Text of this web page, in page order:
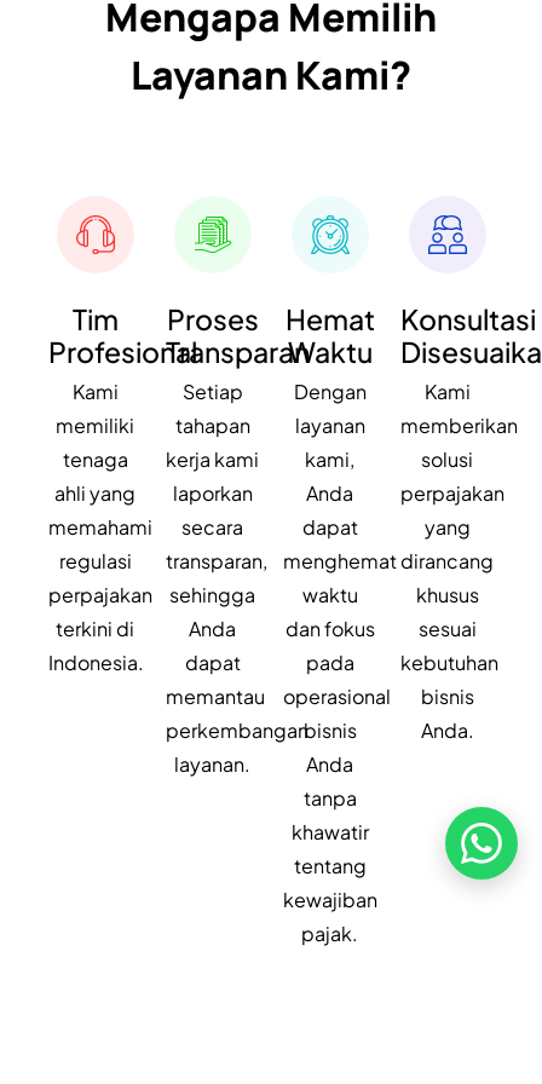
Mengapa Memilih
Layanan Kami?
Tim
Profesional
Kami
memiliki
tenaga
ahli yang
memahami
regulasi
perpajakan
terkini di
Indonesia.
Proses
Transparan
Setiap
tahapan
kerja kami
laporkan
secara
transparan,
sehingga
Anda
dapat
memantau
perkembangan
layanan.
Hemat
Waktu
Dengan
layanan
kami,
Anda
dapat
menghemat
waktu
dan fokus
pada
operasional
bisnis
Anda
tanpa
khawatir
tentang
kewajiban
pajak.
Konsultasi
Kami
memberikan
solusi
perpajakan
yang
dirancang
khusus
sesuai
kebutuhan
bisnis
Anda.
Bangun bisnismubersama
Hubungi Kami
Kontak Kami
Jelajahi Founders
Tentang Kami
Blog
Karir
Kebijakan Privasi
Kebijakan Pengembalian &
Refund
Syarat dan Ketentuan
Copyright ©2026 PT Founder Media Partner - Founders, All
Rights Reserved.